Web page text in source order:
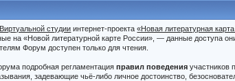
Виртуальной студии интернет-проекта«Новая литературная
на «Новой литературной карте России», — данные доступа
Форум доступен только для чтения.
подробная регламентацияправил поведения участников
задевающие чьё-либо личное достоинство,